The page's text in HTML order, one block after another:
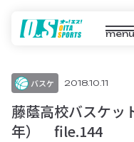
menu
バスケ 2018.10.11
藤蔭高校バスケ
年） file.144